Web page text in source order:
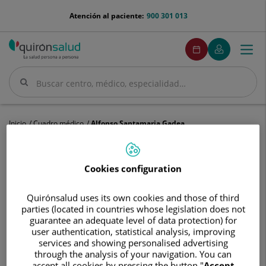
menu-
900 301 013
Atención al paciente:
Buscar
Buscar
menuPedirCita
Pedir
cita
Mi
Quirónsalud
Menú
Inicio Cuadro médico Alfonso Santamaria Gadea
Santamaria
Gadea
AlfonsoSantamaria Gadea
FACULTATIVO ESPECIALISTA OTORRINOLARINGOLOGÍA
Cookies configuration
Quirónsalud uses its own cookies and those of third
parties (located in countries whose legislation does not
guarantee an adequate level of data protection) for
user authentication, statistical analysis, improving
services and showing personalised advertising
through the analysis of your navigation. You can